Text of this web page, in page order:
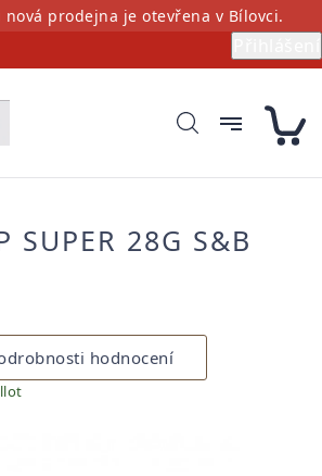
nová prodejna je otevřena v Bílovci.
SUPER 28G S&B
hodnocení